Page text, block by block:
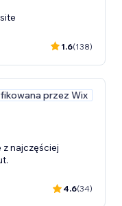
1.6(138)
przez Wix
z najczęściej
4.6(34)